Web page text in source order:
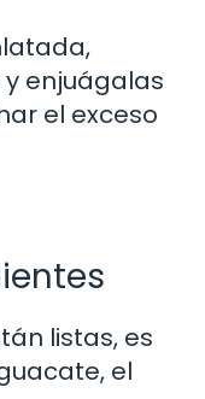
enjuágalas
el exceso
listas, es
el